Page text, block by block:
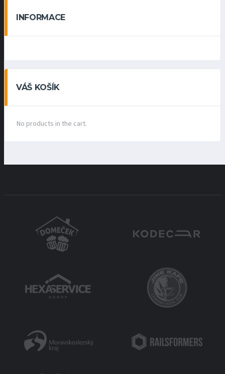
INFORMACE
VÁŠ KOŠÍK
No products in the cart.